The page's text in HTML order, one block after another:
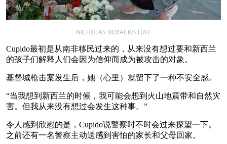
NICHOLAS BOYACK/STUFF
Cupido最初是从南非移民过来的，从来没有想过要和新西兰
的孩子们解释人们会因为信仰而成为被攻击的对象。
基督城枪击案发生后，她（心里）就留下了一种不安全感。
“当我想到新西兰的时候，我可能会想到火山地震带和自然灾
害。但我从来没有想过会发生这种事。”
令人感到欣慰的是，Cupido说警察时不时会过来探望一下。
之前还有一名警察主动送感到害怕的家长和父母回家。